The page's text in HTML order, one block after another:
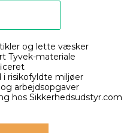
og lette væsker
Tyvek-materiale
risikofyldte miljøer
arbejdsopgaver
hos Sikkerhedsudstyr.com